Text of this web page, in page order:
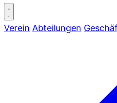
Verein Abteilungen